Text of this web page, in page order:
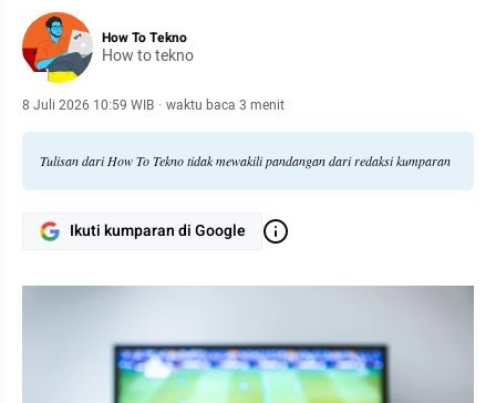
How To Tekno
How to tekno
8 Juli 2026 10:59 WIB · waktu baca 3 menit
Tulisan dari How To Tekno tidak mewakili pandangan dari redaksi kumparan
Ikuti kumparan di Google